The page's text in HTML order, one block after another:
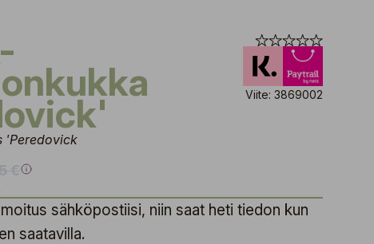
'Peredovick
Viite: 3869002
sähköpostiisi, niin saat heti tiedon kun
saatavilla.